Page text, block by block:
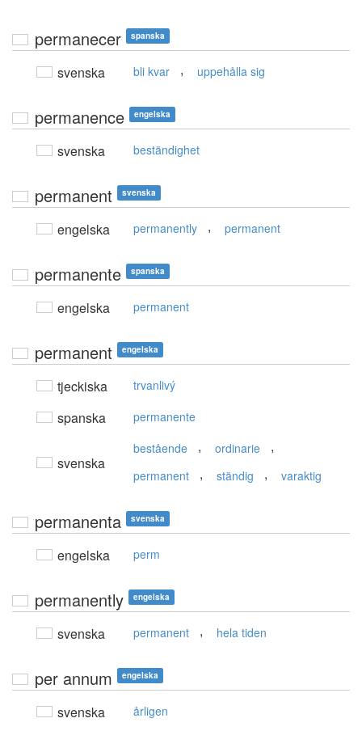
permanecer spanska
svenska bli kvar , uppehålla sig
permanence engelska
svenska beständighet
permanent svenska
engelska permanently , permanent
permanente spanska
engelska permanent
permanent engelska
tjeckiska trvanlivý
spanska permanente
svenska
bestående , ordinarie ,
permanent , ständig , varaktig
permanenta svenska
engelska perm
permanently engelska
svenska permanent , hela tiden
per annum engelska
svenska årligen